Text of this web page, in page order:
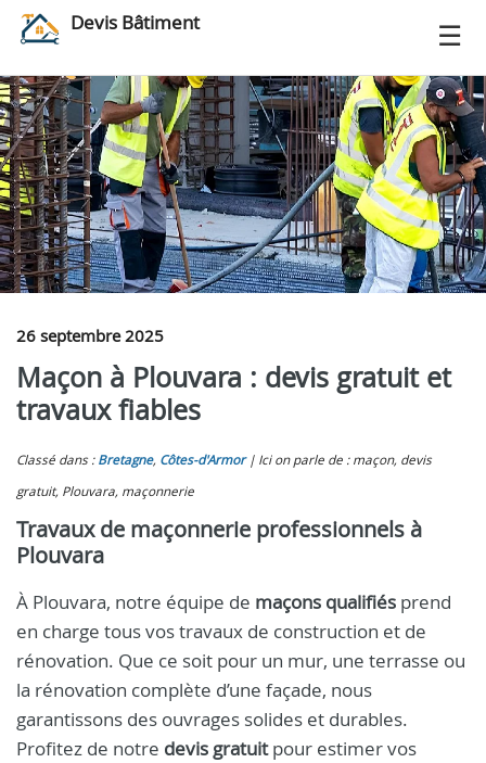
Devis Bâtiment
26 septembre 2025
Maçon à Plouvara : devis gratuit et
travaux fiables
Classé dans : Bretagne, Côtes-d'Armor
Ici on parle de : maçon, devis
gratuit, Plouvara, maçonnerie
Travaux de maçonnerie professionnels à
Plouvara
À Plouvara, notre équipe de maçons qualifiés prend
en charge tous vos travaux de construction et de
rénovation. Que ce soit pour un mur, une terrasse ou
la rénovation complète d’une façade, nous
garantissons des ouvrages solides et durables.
Profitez de notre devis gratuitpour estimer vos